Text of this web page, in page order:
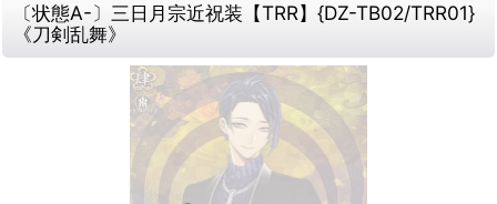
〔状態A-〕三日月宗近祝装【TRR】{DZ-TB02/TRR01}
《刀剣乱舞》